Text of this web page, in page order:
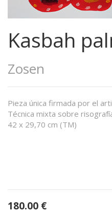
Kasbah
Zosen
Pieza única firmada por el
Técnica mixta sobre
42 x 29,70 cm (TM)
180.00 €